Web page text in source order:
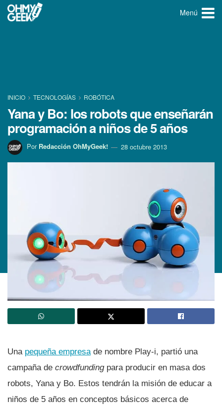
Menú
INICIO TECNOLOGÍ­AS ROBÓTICA
Yana y Bo: los robots que enseñarán
programación a niños de 5 años
Por Redacción OhMyGeek! 28 octubre 2013
Una pequeña empresade nombre Play-i, partió una
campaña de crowdfundingpara producir en masa dos
robots, Yana y Bo. Estos tendrán la misión de educar a
niños de 5 años en conceptos básicos acerca de